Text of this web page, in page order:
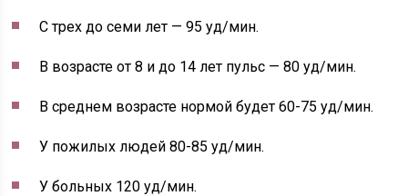
С трех до семи лет — 95 уд/мин.
В возрасте от 8 и до 14 лет пульс — 80 уд/мин.
В среднем возрасте нормой будет 60-75 уд/мин.
У пожилых людей 80-85 уд/мин.
У больных 120 уд/мин.